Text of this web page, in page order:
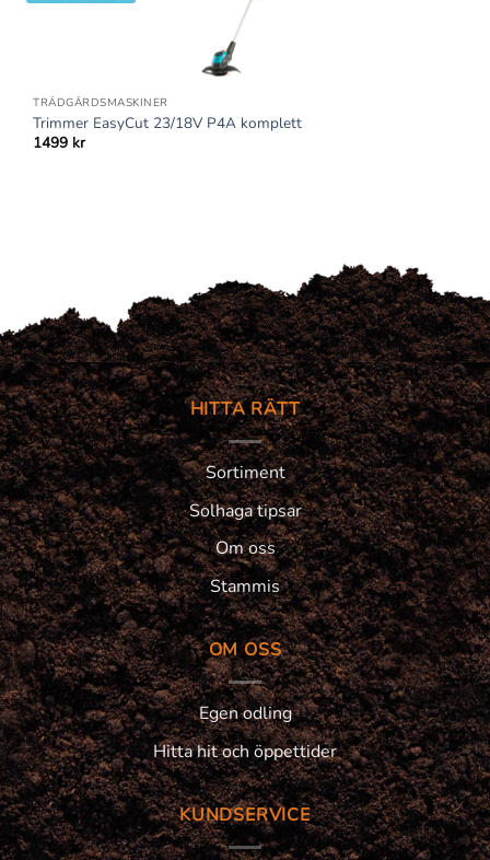
TRÄDGÅRDSMASKINER
Trimmer EasyCut 23/18V P4A komplett
1499 kr
HITTA RÄTT
Sortiment
Solhaga tipsar
Om oss
Stammis
OM OSS
Egen odling
Hitta hit och öppettider
KUNDSERVICE